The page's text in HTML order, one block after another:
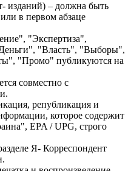
изданий) – должна быть
в первом абзаце
"Экспертиза",
"Власть", "Выборы",
"Промо" публикуются на
совместно с
републикация и
которое содержит
EPA / UPG, строго
Я- Корреспондент